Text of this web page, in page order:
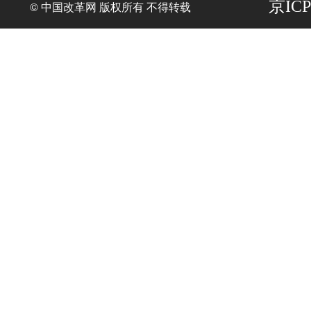
© 中国改革网 版权所有 不得转载 京